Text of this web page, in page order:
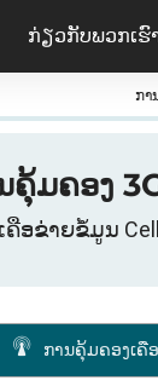
ກ່ຽວ​ກັບ​ພວກ​ເຮົ
ກາ
ມຄອງ
ເຄືອຂ່າຍຂໍ້ມູນ
ການຄຸ້ມຄອງເຄື